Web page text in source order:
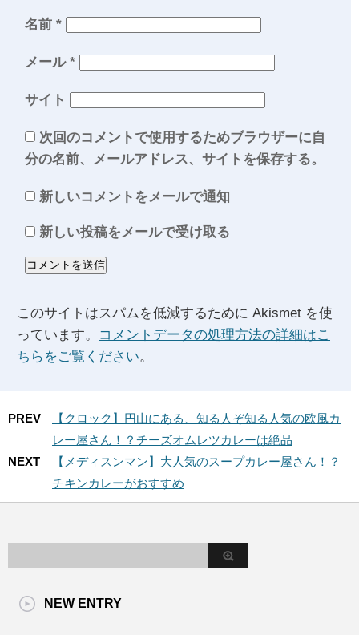
名前 *
メール *
サイト
次回のコメントで使用するためブラウザーに自
分の名前、メールアドレス、サイトを保存する。
新しいコメントをメールで通知
新しい投稿をメールで受け取る
このサイトはスパムを低減するために Akismet を使
っています。
コメントデータの処理方法の詳細はこ
ちらをご覧ください。
PREV
【クロック】円山にある、知る人ぞ知る人気の欧風カ
レー屋さん！？チーズオムレツカレーは絶品
NEXT
【メディスンマン】大人気のスープカレー屋さん！？
チキンカレーがおすすめ
NEW ENTRY